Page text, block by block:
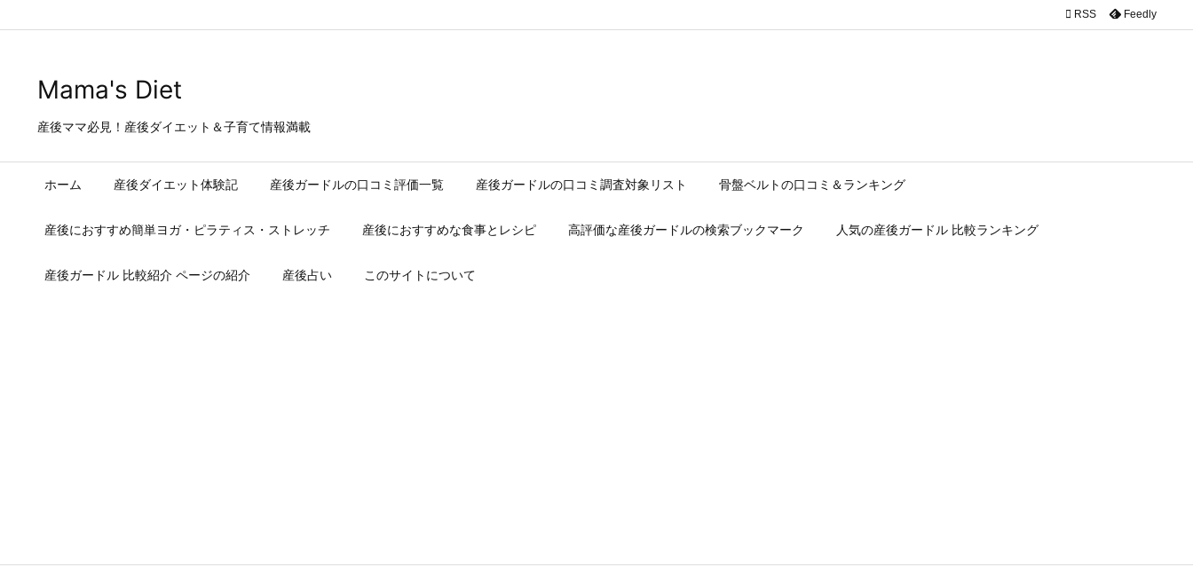
Mama's Diet
産後ママ必見！産後ダイエット＆子育て情報満載
ホーム 産後ダイエット体験記 産後ガードルの口コミ評価一覧 産後ガードルの口コミ調査対象リスト 骨盤ベルトの口コミ＆ランキング
産後におすすめ簡単ヨガ・ピラティス・ストレッチ 産後におすすめな食事とレシピ 高評価な産後ガードルの検索ブックマーク 人気の産後ガードル 比較ランキング
産後ガードル 比較紹介 ページの紹介 産後占い このサイトについて
 RSS Feedly